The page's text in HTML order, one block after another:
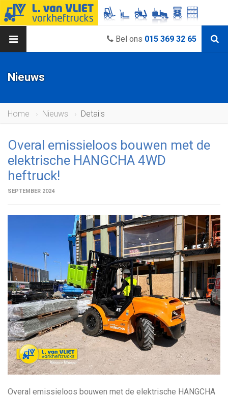
Bel ons 015 369 32 65
Nieuws
Home Nieuws Details
Overal emissieloos bouwen met de
elektrische HANGCHA 4WD
heftruck!
SEPTEMBER 2024
Overal emissieloos bouwen met de elektrische HANGCHA